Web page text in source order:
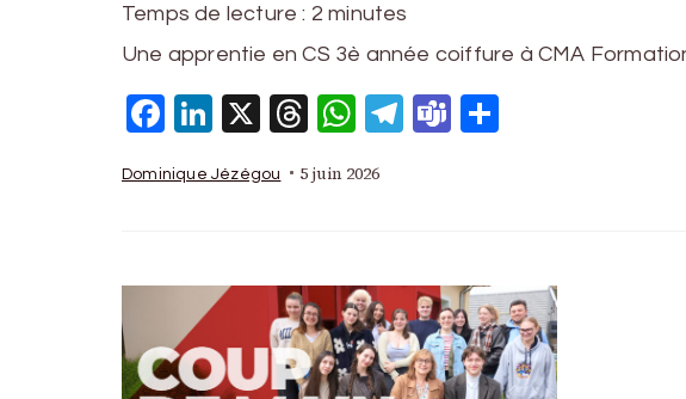
Temps de lecture : 2 minutes
Une apprentie en CS 3è année coiffure à CMA
Facebook
LinkedIn
X Threads
WhatsApp
Telegram
Teams
Dominique Jézégou 5 juin 2026